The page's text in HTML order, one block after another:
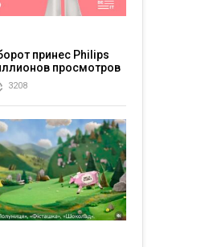
принес Philips
просмотров
3208